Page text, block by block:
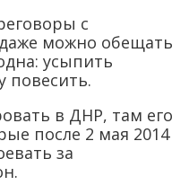
с
можно обещать
усыпить
повесить.
в ДНР, там его
после 2 мая 2014
за